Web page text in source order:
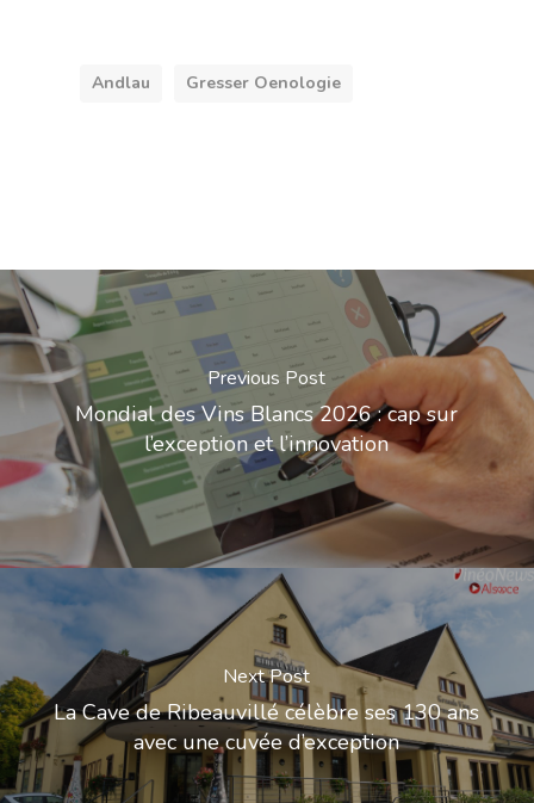
Andlau Gresser Oenologie
Previous Post
Mondial des Vins Blancs 2026 : cap sur
l’exception et l’innovation
Next Post
La Cave de Ribeauvillé célèbre ses 130 ans
avec une cuvée d’exception